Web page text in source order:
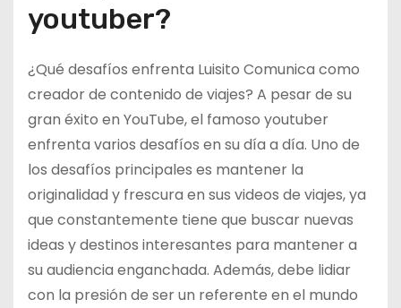
youtuber?
¿Qué desafíos enfrenta Luisito Comunica como
creador de contenido de viajes? A pesar de su
gran éxito en YouTube, el famoso youtuber
enfrenta varios desafíos en su día a día. Uno de
los desafíos principales es mantener la
originalidad y frescura en sus videos de viajes, ya
que constantemente tiene que buscar nuevas
ideas y destinos interesantes para mantener a
su audiencia enganchada. Además, debe lidiar
con la presión de ser un referente en el mundo